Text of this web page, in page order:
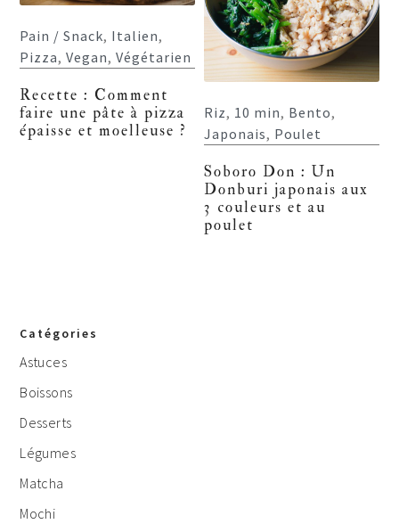
Pain / Snack, Italien,
Pizza,Vegan,Végétarien
Recette : Comment
faire une pâte à pizza
épaisse et moelleuse ?
Riz, 10 min, Bento,
Japonais, Poulet
Soboro Don : Un
Donburi japonais aux
3 couleurs et au
poulet
Catégories
Astuces
Boissons
Desserts
Légumes
Matcha
Mochi